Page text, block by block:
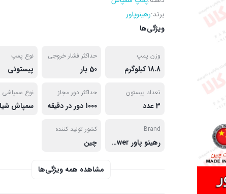
برند: رهینوپاور
ویژگی‌ها
وزن پمپ
18.8 کیلوگرم
حداکثر فشار خروجی
50 بار
نوع پمپ
پیستونی
تعداد پیستون
3 عدد
حداکثر دور مجاز
1000 دور در دقیقه
نوع
Brand
رهینو پاور Rhino Power
کشور تولید کننده
چین
مشاهده همه ویژگی‌ها